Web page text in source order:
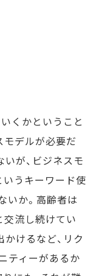
くかということ
モデルが必要だ
が、ビジネスモ
いうキーワード使
いか。高齢者は
交流し続けてい
けるなど、リク
ティーがあるか